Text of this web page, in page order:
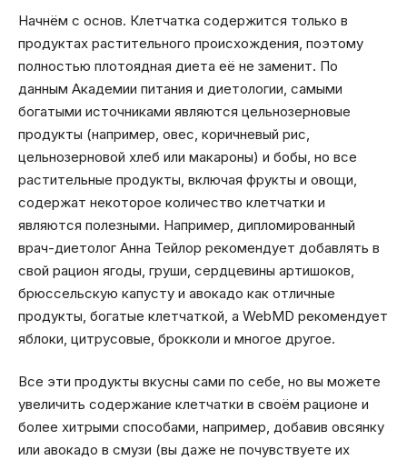
Начнём с основ. Клетчатка содержится только в
продуктах растительного происхождения, поэтому
полностью плотоядная диета её не заменит. По
данным Академии питания и диетологии, самыми
богатыми источниками являются цельнозерновые
продукты (например, овес, коричневый рис,
цельнозерновой хлеб или макароны) и бобы, но все
растительные продукты, включая фрукты и овощи,
содержат некоторое количество клетчатки и
являются полезными. Например, дипломированный
врач-диетолог Анна Тейлор рекомендует добавлять в
свой рацион ягоды, груши, сердцевины артишоков,
брюссельскую капусту и авокадо как отличные
продукты, богатые клетчаткой, а WebMD рекомендует
яблоки, цитрусовые, брокколи и многое другое.
Все эти продукты вкусны сами по себе, но вы можете
увеличить содержание клетчатки в своём рационе и
более хитрыми способами, например, добавив овсянку
или авокадо в смузи (вы даже не почувствуете их